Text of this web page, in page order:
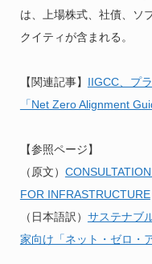
は、上場株式、社債、ソ
クイティが含まれる。
【関連記事】 IIGCC、プ
「Net Zero Alignment
【参照ページ】
（原文）
FOR INFRASTRUCTURE
（日本語訳） サステナブ
家向け「ネット・ゼロ・